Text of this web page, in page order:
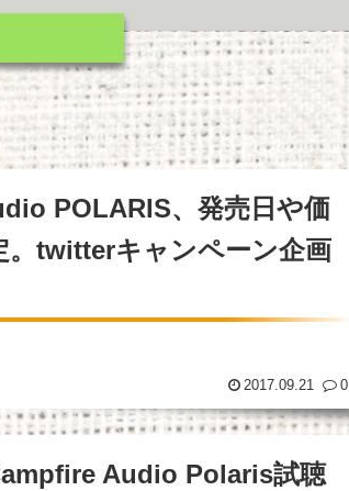
Googleのエンジニア「AIで仕事がつまらな
他
面が一番良かったハード他
んなにすぐ壊れる？他
有吉「『俺テレビ見ない』って言う奴おかし
団子屋で『団子食べない』って言うか？」他
コントローラー地味に高くなる他
by livedoor 相互RSS
POLARIS、発売日や価
。twitterキャンペーン企画
2017.09.21 0
Audio Polaris試聴